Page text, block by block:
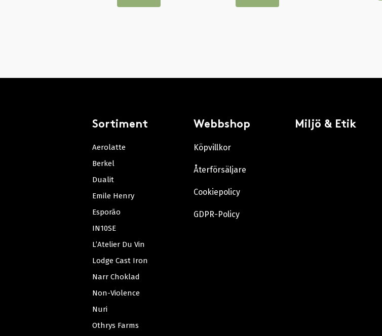
Sortiment
Aerolatte
Berkel
Dualit
Emile Henry
Esporão
IN10SE
L’Atelier Du Vin
Lodge Cast Iron
Narr Choklad
Non-Violence
Nuri
Othrys Farms
Webbshop
Köpvillkor
Återförsäljare
Cookiepolicy
GDPR-Policy
Miljö & Etik